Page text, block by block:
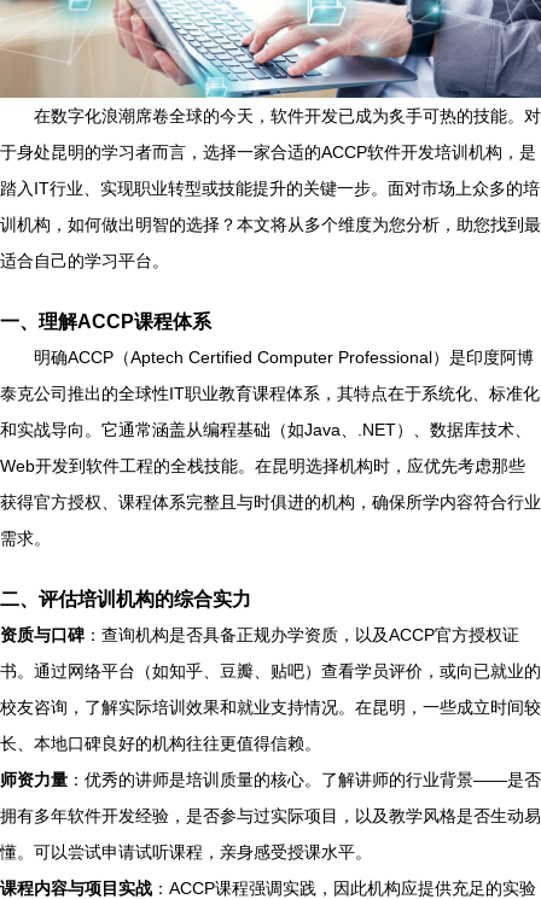
在数字化浪潮席卷全球的今天，软件开发已成为炙手可热的技能。对
于身处昆明的学习者而言，选择一家合适的ACCP软件开发培训机构，是
踏入IT行业、实现职业转型或技能提升的关键一步。面对市场上众多的培
训机构，如何做出明智的选择？本文将从多个维度为您分析，助您找到最
适合自己的学习平台。
一、理解ACCP课程体系
明确ACCP（Aptech Certified Computer Professional）是印度阿博
泰克公司推出的全球性IT职业教育课程体系，其特点在于系统化、标准化
和实战导向。它通常涵盖从编程基础（如Java、.NET）、数据库技术、
Web开发到软件工程的全栈技能。在昆明选择机构时，应优先考虑那些
获得官方授权、课程体系完整且与时俱进的机构，确保所学内容符合行业
需求。
二、评估培训机构的综合实力
资质与口碑 ：查询机构是否具备正规办学资质，以及ACCP官方授权证
书。通过网络平台（如知乎、豆瓣、贴吧）查看学员评价，或向已就业的
校友咨询，了解实际培训效果和就业支持情况。在昆明，一些成立时间较
长、本地口碑良好的机构往往更值得信赖。
师资力量 ：优秀的讲师是培训质量的核心。了解讲师的行业背景——是否
拥有多年软件开发经验，是否参与过实际项目，以及教学风格是否生动易
懂。可以尝试申请试听课程，亲身感受授课水平。
课程内容与项目实战 ：ACCP课程强调实践，因此机构应提供充足的实验